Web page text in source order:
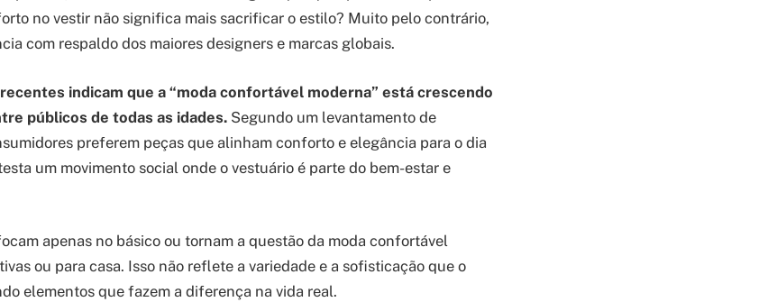
no vestir não significa mais sacrificar o estilo? Muito pelo contrário,
com respaldo dos maiores designers e marcas globais.
indicam que a “moda confortável moderna” está crescendo
públicos de todas as idades. Segundo um levantamento de
preferem peças que alinham conforto e elegância para o dia
um movimento social onde o vestuário é parte do bem-estar e
apenas no básico ou tornam a questão da moda confortável
ou para casa. Isso não reflete a variedade e a sofisticação que o
elementos que fazem a diferença na vida real.